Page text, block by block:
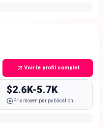
Voir le profil complet
$2.6K-5.7K
Prix moyen par publication